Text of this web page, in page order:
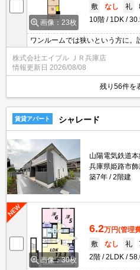
画像：23枚
敷
なし 礼
10階
1DK
ワンルームでは狭いという方に。
ン」という名の安心感。設備に注
株式会社エイブル ＪＲ兵庫店
情報更新日 2026/08/08
残り56件を
賃貸アパート シャレード
山陽電気鉄道
兵庫県姫路市
築7年
2階建
画像：30枚
6.2万円(管理
敷
なし 礼
2階
2LDK